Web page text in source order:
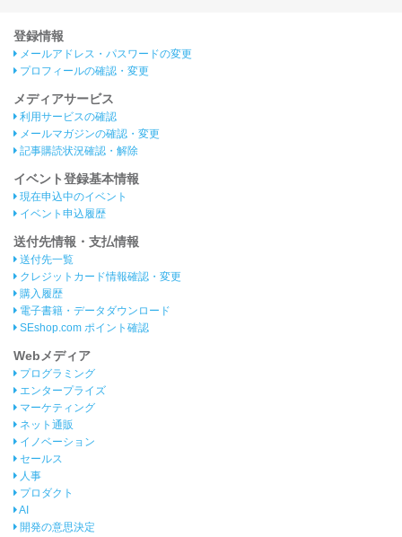
登録情報
メールアドレス・パスワードの変更
プロフィールの確認・変更
メディアサービス
利用サービスの確認
メールマガジンの確認・変更
記事購読状況確認・解除
イベント登録基本情報
現在申込中のイベント
イベント申込履歴
送付先情報・支払情報
送付先一覧
クレジットカード情報確認・変更
購入履歴
電子書籍・データダウンロード
SEshop.com ポイント確認
Webメディア
プログラミング
エンタープライズ
マーケティング
ネット通販
イノベーション
セールス
人事
プロダクト
AI
開発の意思決定